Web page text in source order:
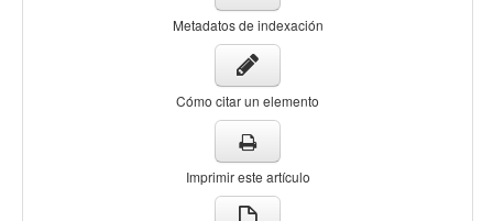
Metadatos de indexación
Cómo citar un elemento
Imprimir este artículo